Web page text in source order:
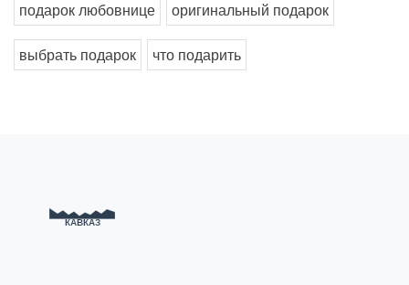
подарок любовнице оригинальный подарок
выбрать подарок что подарить